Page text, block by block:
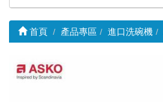
首頁 產品專區 進口洗碗機